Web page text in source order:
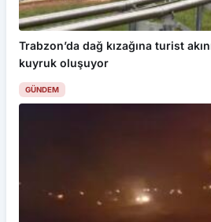
Trabzon’da dağ kızağına turist
kuyruk oluşuyor
GÜNDEM